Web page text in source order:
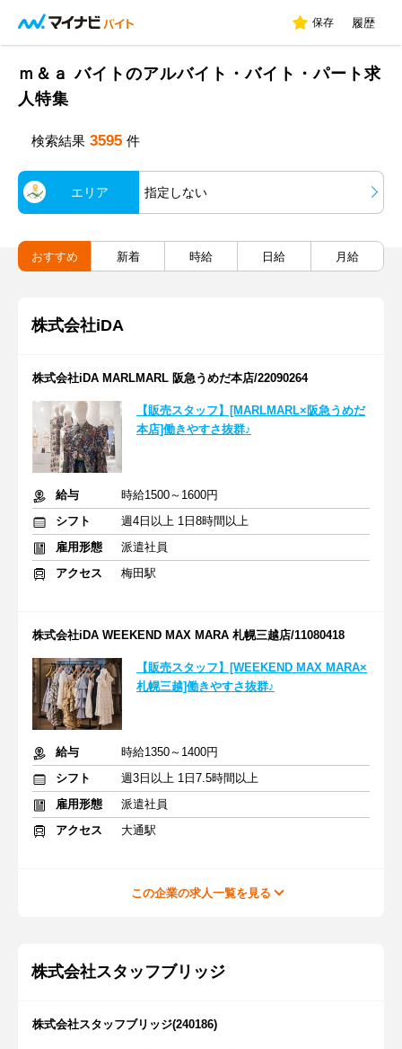
保存 履歴
ｍ＆ａ バイトのアルバイト・バイト・パート求
人特集
検索結果 3595 件
エリア 指定しない
おすすめ 新着 時給 日給 月給
株式会社iDA
株式会社iDA MARLMARL 阪急うめだ本店/22090264
【販売スタッフ】[MARLMARL×阪急うめだ
本店]働きやすさ抜群♪
給与
時給1500～1600円
シフト
週4日以上 1日8時間以上
雇用形態
派遣社員
アクセス
梅田駅
株式会社iDA WEEKEND MAX MARA 札幌三越店/11080418
【販売スタッフ】[WEEKEND MAX MARA×
札幌三越]働きやすさ抜群♪
給与
時給1350～1400円
シフト
週3日以上 1日7.5時間以上
雇用形態
派遣社員
アクセス
大通駅
この企業の求人一覧を見る
株式会社スタッフブリッジ
株式会社スタッフブリッジ(240186)